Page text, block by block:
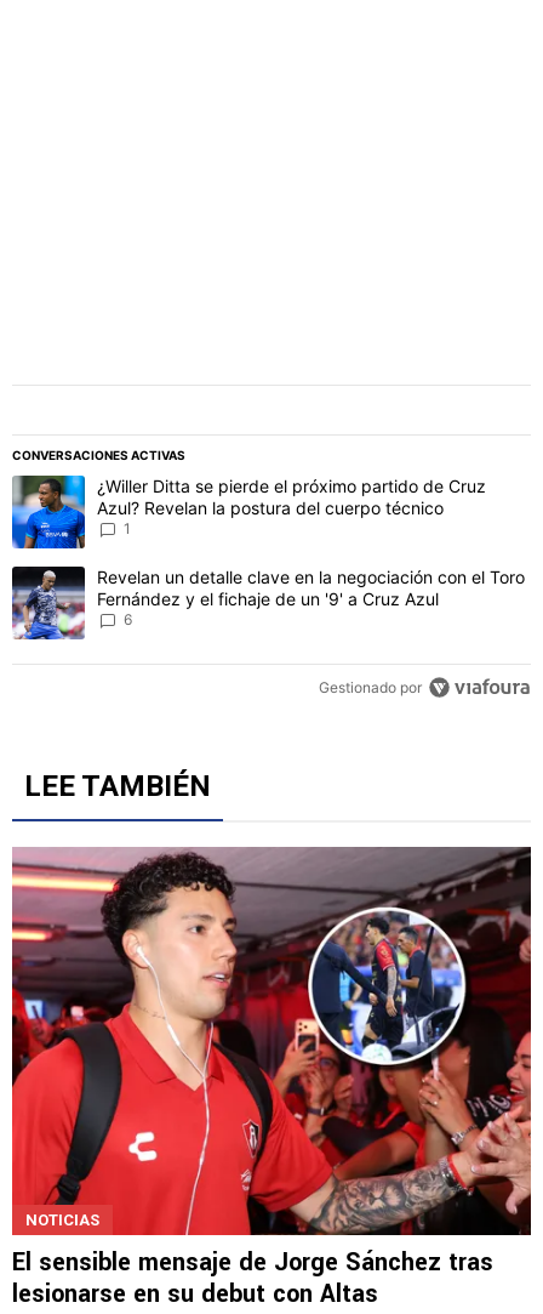
CONVERSACIONES ACTIVAS
Este listado muestra los artículos con más comentarios en los
Un artículo de tendencia con el título "¿Willer Ditta se pierde el
¿Willer Ditta se pierde el próximo partido de Cruz
Azul? Revelan la postura del cuerpo técnico
1
Un artículo de tendencia con el título "Revelan un detalle clave
Revelan un detalle clave en la negociación con el Toro
Fernández y el fichaje de un '9' a Cruz Azul
6
Gestionado por
LEE TAMBIÉN
NOTICIAS
El sensible mensaje de Jorge Sánchez tras
lesionarse en su debut con Altas